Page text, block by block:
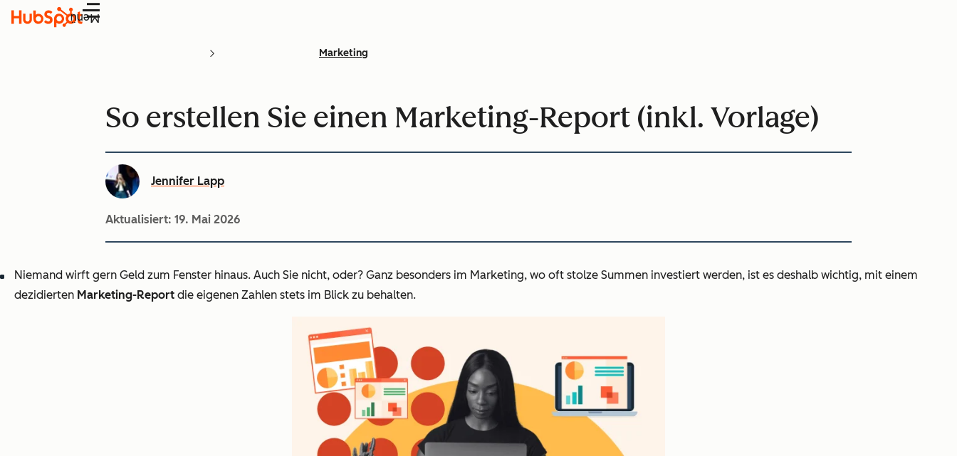
Menü
Marketing
So erstellen Sie einen Marketing-Report (inkl. Vorlage)
Jennifer Lapp
Aktualisiert: 19. Mai 2026
Niemand wirft gern Geld zum Fenster hinaus. Auch Sie nicht, oder? Ganz besonders im Marketing, wo oft stolze Summen investiert werden, ist es deshalb wichtig, mit einem
dezidierten Marketing-Report die eigenen Zahlen stets im Blick zu behalten.